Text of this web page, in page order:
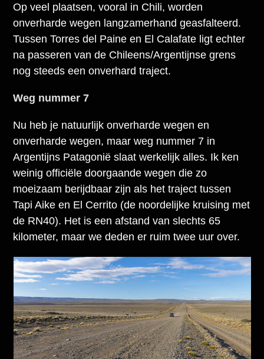
Op veel plaatsen, vooral in Chili, worden
onverharde wegen langzamerhand geasfalteerd.
Tussen Torres del Paine en El Calafate ligt echter
na passeren van de Chileens/Argentijnse grens
nog steeds een onverhard traject.
Weg nummer 7
Nu heb je natuurlijk onverharde wegen en
onverharde wegen, maar weg nummer 7 in
Argentijns Patagonië slaat werkelijk alles. Ik ken
weinig officiële doorgaande wegen die zo
moeizaam berijdbaar zijn als het traject tussen
Tapi Aike en El Cerrito (de noordelijke kruising met
de RN40). Het is een afstand van slechts 65
kilometer, maar we deden er ruim twee uur over.